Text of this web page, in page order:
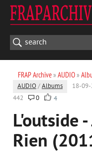
FRAP Archive» AUDIO»
AUDIO /Albums 18-09-
442
0 4
L'outside
Rien